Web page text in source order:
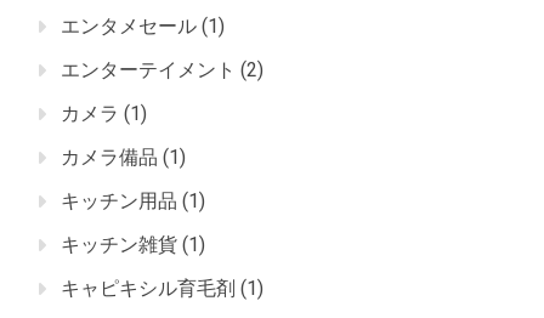
エンタメセール (1)
エンターテイメント (2)
カメラ (1)
カメラ備品 (1)
キッチン用品 (1)
キッチン雑貨 (1)
キャピキシル育毛剤 (1)